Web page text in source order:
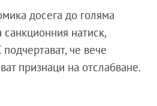
досега до голяма
санкционния натиск,
че вече
признаци на отслабване.